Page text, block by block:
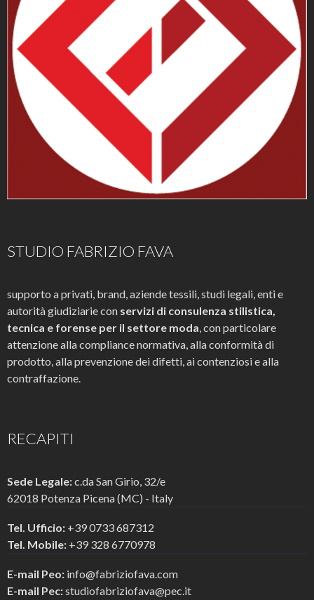
STUDIO FABRIZIO FAVA
supporto a privati, brand, aziende tessili, studi legali, enti e
autorità giudiziarie con servizi di consulenza stilistica,
tecnica e forense per il settore moda , con particolare
attenzione alla compliance normativa, alla conformità di
prodotto, alla prevenzione dei difetti, ai contenziosi e alla
contraffazione.
RECAPITI
Sede Legale:c.da San Girio, 32/e
62018 Potenza Picena (MC) - Italy
Tel. Ufficio: +39 0733 687312
Tel. Mobile: +39 328 6770978
E-mail Peo: info@fabriziofava.com
E-mail Pec:studiofabriziofava@pec.it